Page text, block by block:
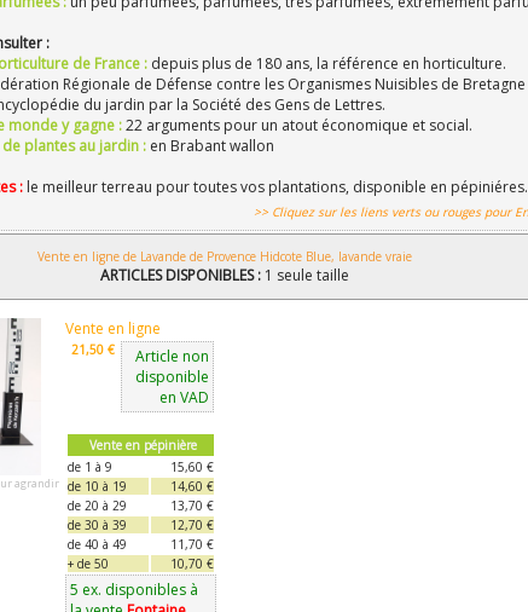
:
de France : depuis plus de 180 ans, la référence en horticulture.
Régionale de Défense contre les Organismes Nuisibles de Bretagne
du jardin par la Société des Gens de Lettres.
monde y gagne :22 arguments pour un atout économique et social.
plantes au jardin : en Brabant wallon
: le meilleur terreau pour toutes vos plantations, disponible en pépiniéres.
>> Cliquez sur les liens verts ou rouges pour
Vente en ligne de Lavande de Provence Hidcote Blue, lavande vraie
ARTICLES DISPONIBLES : 1 seule taille
agrandir
Vente en ligne
21,50 €
Article non
disponible
en VAD
Vente en pépinière
de 1 à 9
15,60 €
de 10 à 19
14,60 €
de 20 à 29
13,70 €
de 30 à 39
12,70 €
de 40 à 49
11,70 €
+ de 50
10,70 €
5 ex. disponibles à